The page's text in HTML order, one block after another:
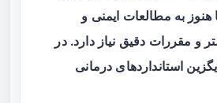
به مطالعات ایمنی و
و مقررات دقیق نیاز دارد. در
استانداردهای درمانی